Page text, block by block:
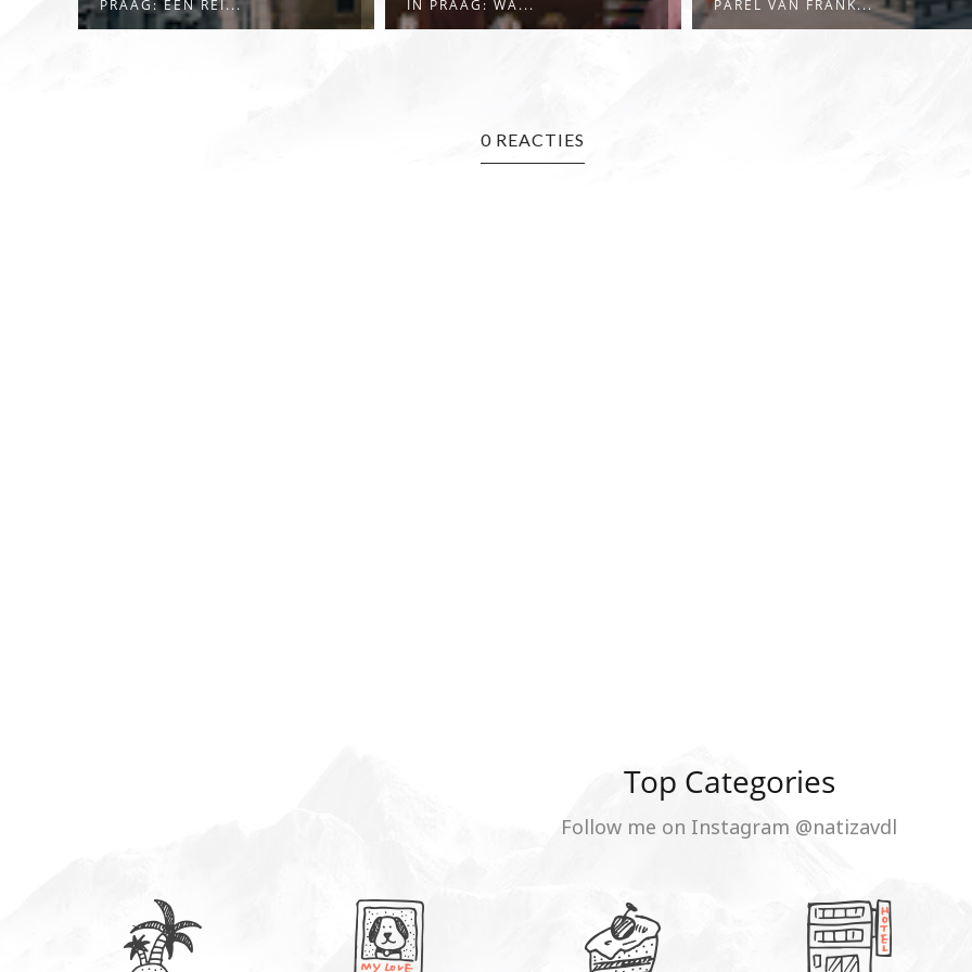
IN PRAAG: WA...
PAREL VAN FRANK...
BEZOEKEN:...
0 REACTIES
Top Categories
Follow me on Instagram @natizavdl